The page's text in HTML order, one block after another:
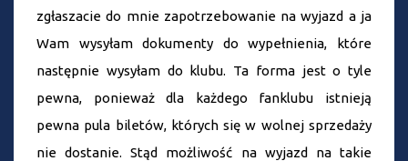
zgłaszacie do mnie zapotrzebowanie na wyjazd a ja
Wam wysyłam dokumenty do wypełnienia, które
następnie wysyłam do klubu. Ta forma jest o tyle
pewna, ponieważ dla każdego fanklubu istnieją
pewna pula biletów, których się w wolnej sprzedaży
nie dostanie. Stąd możliwość na wyjazd na takie